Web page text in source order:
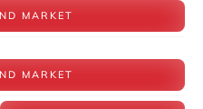
MARKET
MARKET